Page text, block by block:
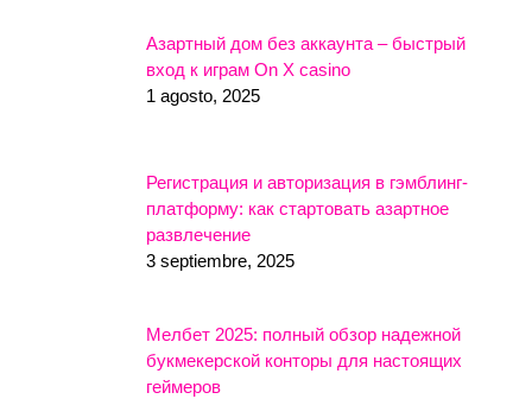
Азартный дом без аккаунта – быстрый
вход к играм On X casino
1 agosto, 2025
Регистрация и авторизация в гэмблинг-
платформу: как стартовать азартное
развлечение
3 septiembre, 2025
Мелбет 2025: полный обзор надежной
букмекерской конторы для настоящих
геймеров